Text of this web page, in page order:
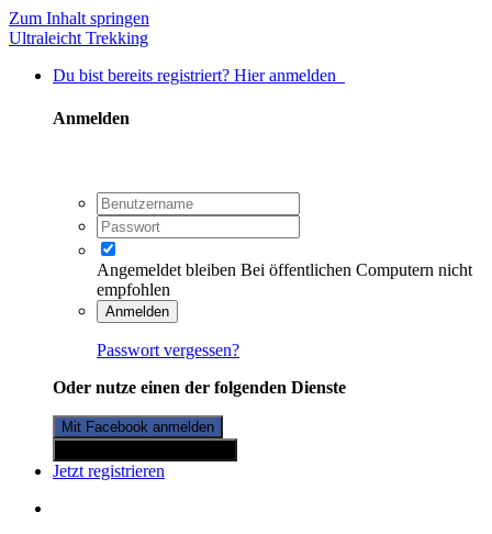
Zum Inhalt springen
Ultraleicht Trekking
Du bist bereits registriert? Hier anmelden
Anmelden
Angemeldet bleiben Bei öffentlichen Computern nicht
empfohlen
Anmelden
Passwort vergessen?
Oder nutze einen der folgenden Dienste
Mit Facebook anmelden
Jetzt registrieren